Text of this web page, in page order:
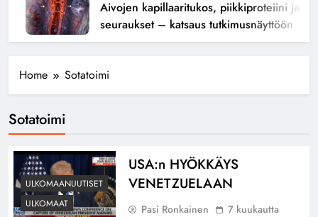
Aivojen kapillaaritukos, piikkiproteiini ja
seuraukset – katsaus tutkimusnäyttöön
Home Sotatoimi
Sotatoimi
ULKOMAANUUTISET
ULKOMAAT
USA:n HYÖKKÄYS
VENETZUELAAN
Pasi Ronkainen
7 kuukautta